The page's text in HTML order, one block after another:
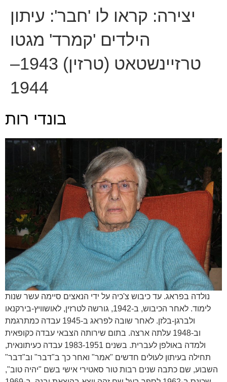
יצירה: קראו לו 'חבר': עיתון
הילדים 'קמרד' מגטו
טרזיינשטאט (טרזין) 1943–
1944
בונדי רות
נולדה בפראג. עד כיבוש צ'כיה על ידי הנאצים סיימה עשר שנות
לימוד. לאחר הכיבוש, ב-1942, גורשה לטרזין, לאושוויץ-בירקנאו
ולברגן-בלזן. לאחר שובה לפראג ב-1945 עבדה כמתרגמת
וב-1948 עלתה ארצה. בתום שירותה הצבאי עבדה כקופאית
ולמדה באולפן לעברית. בשנים 1983-1951 עבדה כעיתונאית,
תחילה בעיתון לעולים חדשים "אמר" ואחר כך ב"דבר" וב"דבר"
השבוע, שם כתבה שנים רבות טור סאטירי אישי בשם "יהיה טוב",